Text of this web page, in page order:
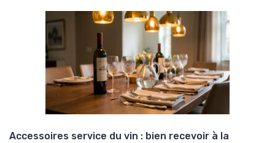
Accessoires service du vin : bien recevoir à la